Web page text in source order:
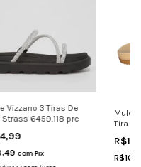
Vizzano 3 Tiras De
Strass 6459.118 pre
com Pix
Mule
Tira